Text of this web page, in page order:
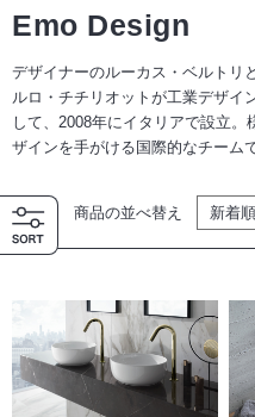
Emo Design
デザイナーのルーカス・ベルトリ
ルロ・チチリオットが工業デザイ
して、2008年にイタリアで設立
ザインを手がける国際的なチームで
商品の並べ替え